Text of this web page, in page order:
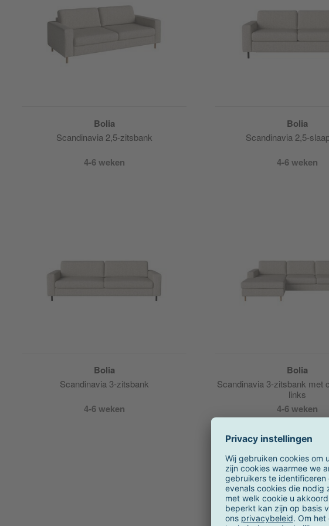
Bolia
Scandinavia 2,5-zitsbank
4-6 weken
Bolia
Scandinavia 2,5-
4-6 weken
Bolia
Scandinavia 3-zitsbank
4-6 weken
Bolia
Scandinavia 3-zitsbank met
links
4-6 weken